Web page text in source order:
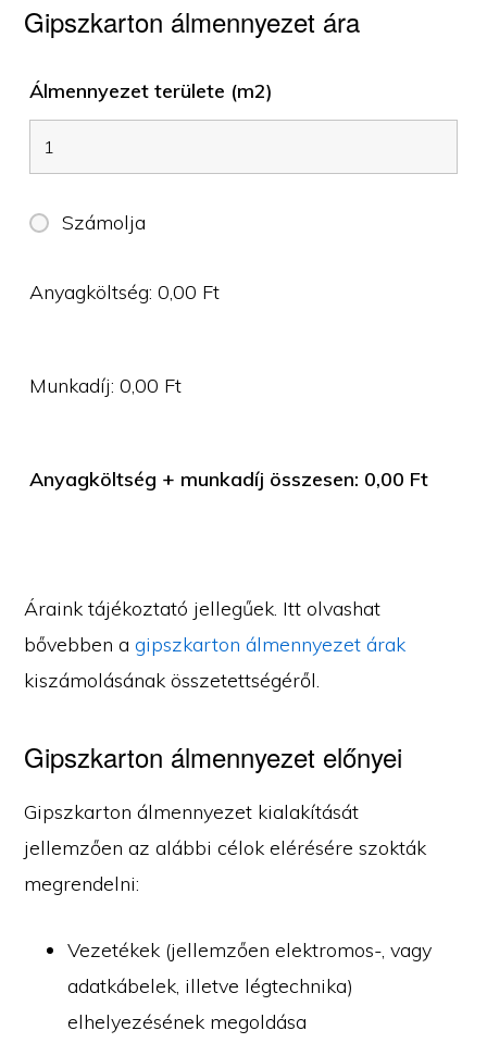
Gipszkarton álmennyezet ára
Álmennyezet területe (m2)
Számolja
Anyagköltség:0,00 Ft
Munkadíj:0,00 Ft
Anyagköltség + munkadíj összesen: 0,00 Ft
Áraink tájékoztató jellegűek. Itt olvashat
bővebben agipszkarton álmennyezet árak
kiszámolásának összetettségéről.
Gipszkarton álmennyezet előnyei
Gipszkarton álmennyezet kialakítását
jellemzően az alábbi célok elérésére szokták
megrendelni:
Vezetékek (jellemzően elektromos-, vagy
adatkábelek, illetve légtechnika)
elhelyezésének megoldása